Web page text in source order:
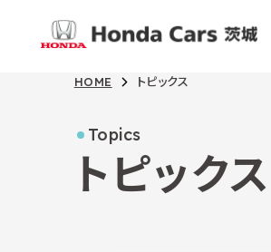
HOME トピックス
Topics
トピックス